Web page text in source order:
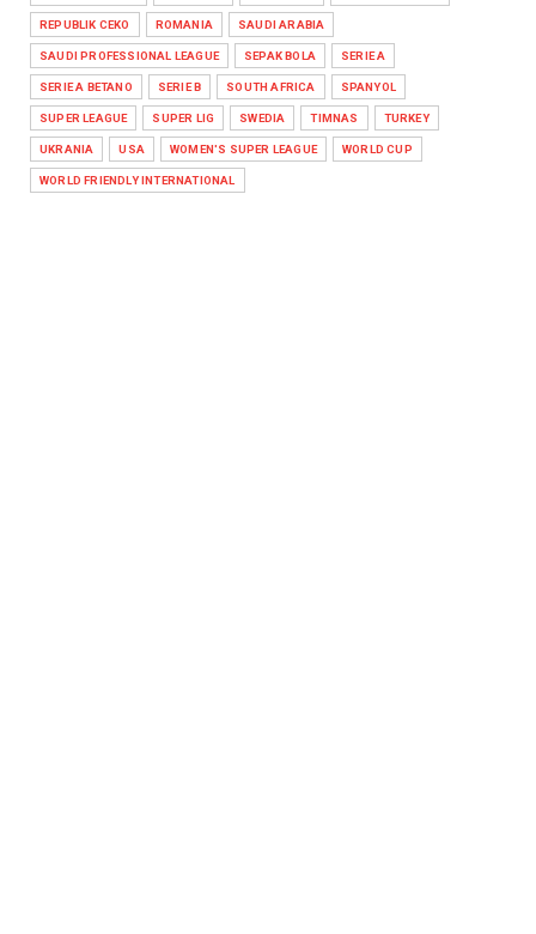
REPUBLIK CEKO ROMANIA SAUDI ARABIA
SAUDI PROFESSIONAL LEAGUE SEPAK BOLA SERIE A
SERIE A BETANO SERIE B SOUTH AFRICA SPANYOL
SUPER LEAGUE SUPER LIG SWEDIA TIMNAS TURKEY
UKRANIA USA WOMEN'S SUPER LEAGUE WORLD CUP
WORLD FRIENDLY INTERNATIONAL